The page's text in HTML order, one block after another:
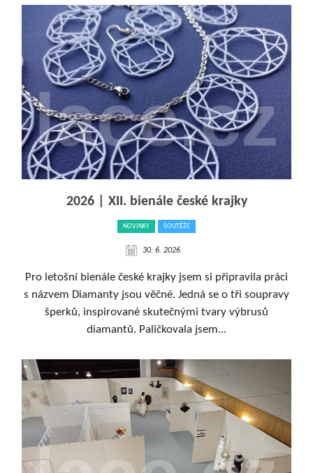
2026 | XII. bienále české krajky
NOVINKY SOUTĚŽE
30. 6. 2026
Pro letošní bienále české krajky jsem si připravila práci
s názvem Diamanty jsou věčné. Jedná se o tři soupravy
šperků, inspirované skutečnými tvary výbrusů
diamantů. Paličkovala jsem...